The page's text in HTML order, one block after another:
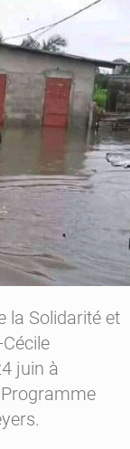
la Solidarité et
juin à